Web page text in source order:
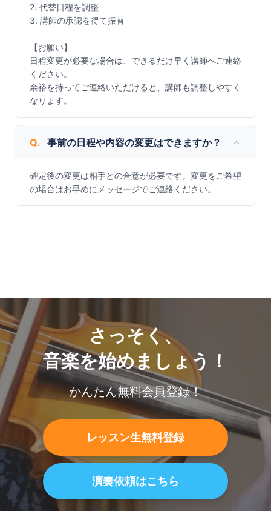
2. 代替日程を調整
3. 講師の承認を得て振替
【お願い】
日程変更が必要な場合は、できるだけ早く講師へご連絡
ください。
余裕を持ってご連絡いただけると、講師も調整しやすく
なります。
Q. 事前の日程や内容の変更はできますか？
確定後の変更は相手との合意が必要です。変更をご希望
の場合はお早めにメッセージでご連絡ください。
さっそく、
音楽を始めましょう！
かんたん無料会員登録！
レッスン生無料登録
演奏依頼はこちら